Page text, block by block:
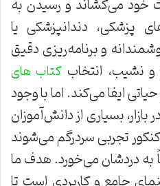
می‌کشاند و رسیدن به
پزشکی، دندانپزشکی یا
و برنامه‌ریزی دقیق
نشیب، انتخاب کتاب های
ایفا می‌کند. اما با وجود
بسیاری از دانش‌آموزان
تجربی سردرگم می‌شوند
به دردشان می‌خورد. هدف ما